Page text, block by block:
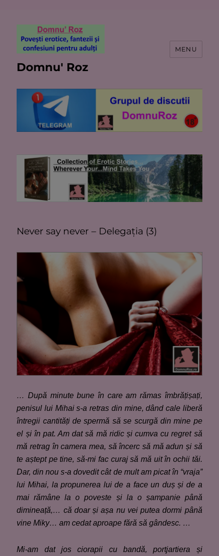
Domnu' Roz
MENU
Never say never – Delegația (3)
… După minute bune în care am rămas îmbrățișați,
penisul lui Mihai s-a retras din mine, dând cale liberă
întregii cantități de spermă să se scurgă din mine pe
el și în pat. Am dat să mă ridic și cumva cu regret să
mă retrag în camera mea, să încerc să mă adun și să
te aștept pe tine, să-mi fac curaj să mă uit în ochii tăi.
Dar, din nou s-a dovedit cât de mult am picat în “vraja”
lui Mihai, la propunerea lui de a face un duș și de a
mai rămâne la o poveste și la o șampanie până
dimineață,… că doar și așa nu vei putea dormi până
vine Miky… am cedat aproape fără să gândesc. …
Mi-am dat jos ciorapii cu bandă, portjartiera și